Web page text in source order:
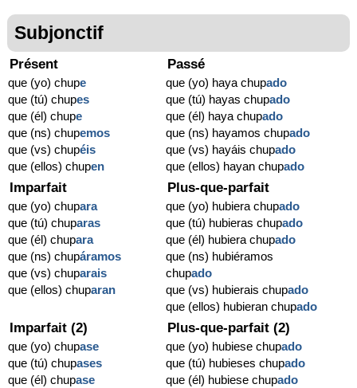
Subjonctif
Présent
que (yo) chupe
que (tú) chupes
que (él) chupe
que (ns) chupemos
que (vs) chupéis
que (ellos) chupen
Passé
que (yo) haya chupado
que (tú) hayas chupado
que (él) haya chupado
que (ns) hayamos chupado
que (vs) hayáis chupado
que (ellos) hayan chupado
Imparfait
que (yo) chupara
que (tú) chuparas
que (él) chupara
que (ns) chupáramos
que (vs) chuparais
que (ellos) chuparan
Plus-que-parfait
que (yo) hubiera chupado
que (tú) hubieras chupado
que (él) hubiera chupado
que (ns) hubiéramos
chupado
que (vs) hubierais chupado
que (ellos) hubieran chupado
Imparfait (2)
que (yo) chupase
que (tú) chupases
que (él) chupase
Plus-que-parfait (2)
que (yo) hubiese chupado
que (tú) hubieses chupado
que (él) hubiese chupado